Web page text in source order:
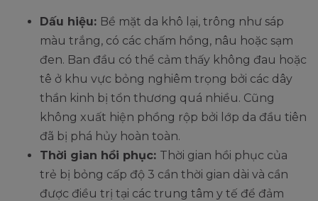
Dấu hiệu: Bề mặt da khô lại, trông như sáp
màu trắng, có các chấm hồng, nâu hoặc sạm
đen. Ban đầu có thể cảm thấy không đau hoặc
tê ở khu vực bỏng nghiêm trọng bởi các dây
thần kinh bị tổn thương quá nhiều. Cũng
không xuất hiện phồng rộp bởi lớp da đầu tiên
đã bị phá hủy hoàn toàn.
Thời gian hồi phục: Thời gian hồi phục của
trẻ bị bỏng cấp độ 3 cần thời gian dài và cần
được điều trị tại các trung tâm y tế để đảm